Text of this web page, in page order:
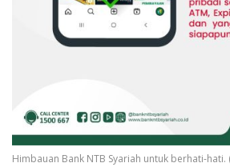
Himbauan Bank NTB Syariah untuk berhati-hati.